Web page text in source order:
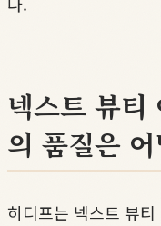
넥스트 뷰티
의 품질은
히디프는 넥스트 뷰